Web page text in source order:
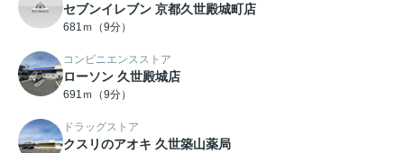
セブンイレブン 京都久世殿城町店
681ｍ（9分）
コンビニエンスストア
ローソン 久世殿城店
691ｍ（9分）
ドラッグストア
クスリのアオキ 久世築山薬局